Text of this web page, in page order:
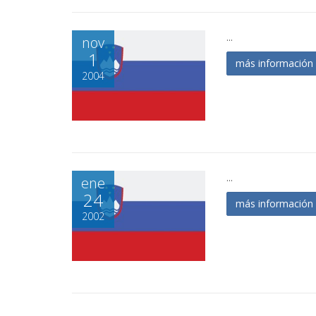
nov
1
2004
...
más información
ene
24
2002
...
más información